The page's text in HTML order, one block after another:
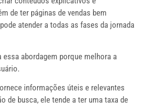
de ter páginas de vendas bem
atender a todas as fases da jornada
essa abordagem porque melhora a
informações úteis e relevantes
de busca, ele tende a ter uma taxa de